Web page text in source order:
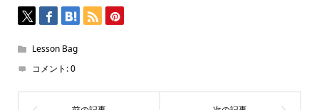
ま
す)
Lesson Bag
コメント:0